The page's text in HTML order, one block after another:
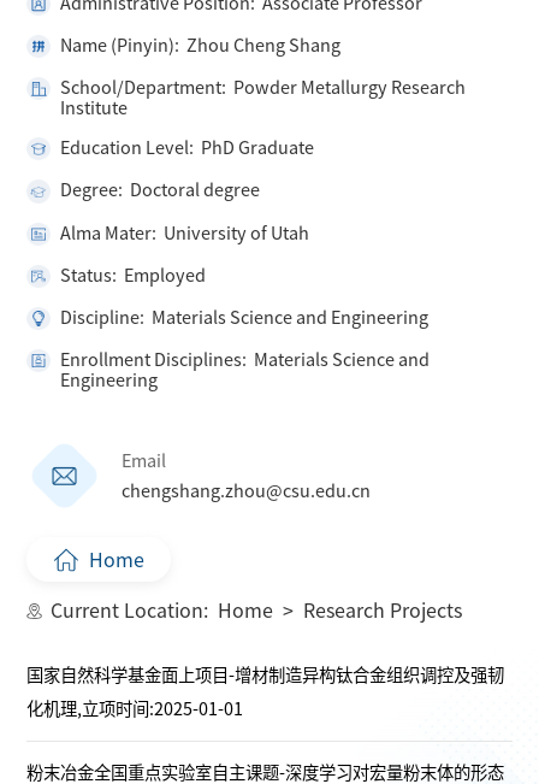
Name (Pinyin): Zhou Cheng Shang
School/Department: Powder Metallurgy Research
Institute
Education Level: PhD Graduate
Degree: Doctoral degree
Alma Mater: University of Utah
Status: Employed
Discipline: Materials Science and Engineering
Enrollment Disciplines: Materials Science and
Engineering
Email
chengshang.zhou@csu.edu.cn
Home
Current Location: Home > Research Projects
国家自然科学基金面上项目-增材制造异构钛合金组织调控及强韧
化机理,立项时间:2025-01-01
粉末冶金全国重点实验室自主课题-深度学习对宏量粉末体的形态